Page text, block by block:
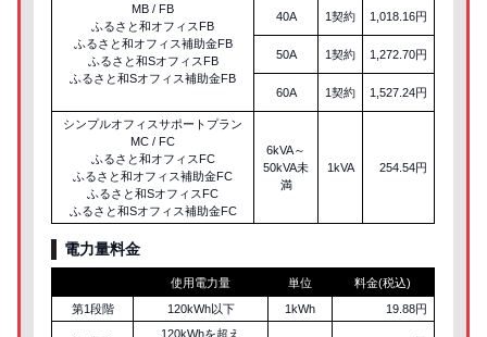
MB / FB
ふるさと和オフィスFB
ふるさと和オフィス補助金FB
ふるさと和SオフィスFB
ふるさと和Sオフィス補助金FB
40A 1契約 1,018.16円
50A 1契約 1,272.70円
60A 1契約 1,527.24円
シンプルオフィスサポートプラン
MC / FC
ふるさと和オフィスFC
ふるさと和オフィス補助金FC
ふるさと和SオフィスFC
ふるさと和Sオフィス補助金FC
6kVA～
50kVA未
満
1kVA 254.54円
電力量料金
使用電力量 単位
料金(税込)
第1段階
120kWh以下 1kWh 19.88円
120kWhを超え